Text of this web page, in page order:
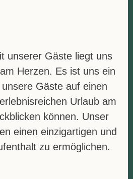
unserer Gäste liegt uns
Herzen. Es ist uns ein
Gäste auf einen
Urlaub am
können. Unser
einen einzigartigen und
zu ermöglichen.